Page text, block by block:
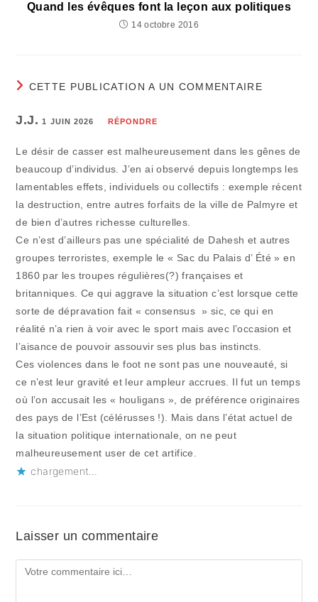
Quand les évêques font la leçon aux politiques
14 octobre 2016
CETTE PUBLICATION A UN COMMENTAIRE
J.J.1 JUIN 2026 RÉPONDRE
Le désir de casser est malheureusement dans les gênes de
beaucoup d’individus. J’en ai observé depuis longtemps les
lamentables effets, individuels ou collectifs : exemple récent
la destruction, entre autres forfaits de la ville de Palmyre et
de bien d’autres richesse culturelles.
Ce n’est d’ailleurs pas une spécialité de Dahesh et autres
groupes terroristes, exemple le « Sac du Palais d’ Été » en
1860 par les troupes régulières(?) françaises et
britanniques. Ce qui aggrave la situation c’est lorsque cette
sorte de dépravation fait « consensus » sic, ce qui en
réalité n’a rien à voir avec le sport mais avec l’occasion et
l’aisance de pouvoir assouvir ses plus bas instincts.
Ces violences dans le foot ne sont pas une nouveauté, si
ce n’est leur gravité et leur ampleur accrues. Il fut un temps
où l’on accusait les « houligans », de préférence originaires
des pays de l’Est (célérusses !). Mais dans l’état actuel de
la situation politique internationale, on ne peut
malheureusement user de cet artifice.
chargement…
Laisser un commentaire
Comment